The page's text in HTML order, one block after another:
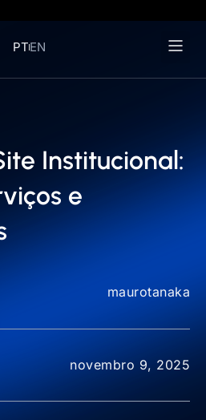
PTEN
Institucional:
e
maurotanaka
novembro 9, 2025